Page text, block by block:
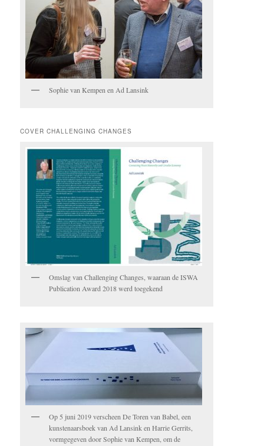
Sophie van Kempen en Ad Lansink
COVER CHALLENGING CHANGES
Omslag van Challenging Changes, waaraan de ISWA
Publication Award 2018 werd toegekend
Op 5 juni 2019 verscheen De Toren van Babel, een
kunstenaarsboek van Ad Lansink en Harrie Gerrits,
vormgegeven door Sophie van Kempen, om de